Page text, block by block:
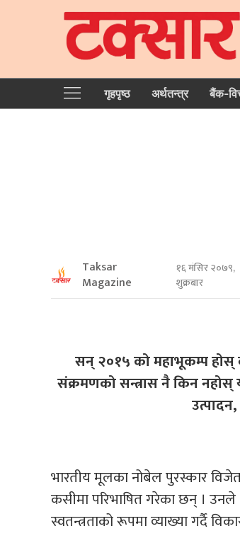
गृहपृष्‍ठ अर्थतन्त्र बैंक-
Taksar
Magazine
१६ मंसिर २०७९,
शुक्रबार
सन् २०१५ को महाभूकम्प होस्
संक्रमणको सन्त्रास नै किन नहोस्
भारतीय मूलका नोबेल पुरस्कार विजेता
कसीमा परिभाषित गरेका छन् ।
स्वतन्त्रताको रूपमा व्याख्या गर्दै